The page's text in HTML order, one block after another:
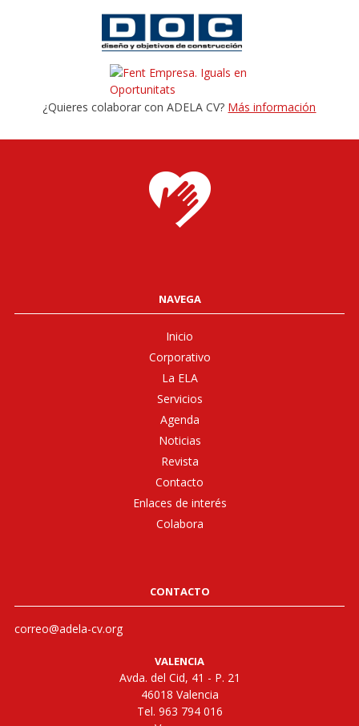
¿Quieres colaborar con ADELA CV? Más información
NAVEGA
Inicio
Corporativo
La ELA
Servicios
Agenda
Noticias
Revista
Contacto
Enlaces de interés
Colabora
CONTACTO
correo@adela-cv.org
VALENCIA
Avda. del Cid, 41 - P. 21
46018 Valencia
Tel. 963 794 016